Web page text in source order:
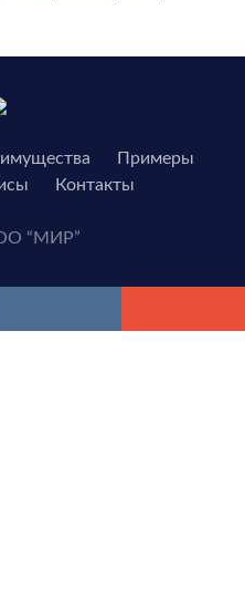
Примеры
Контакты
“МИР”